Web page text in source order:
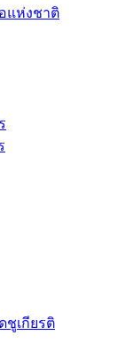
แห่งชาติ
ชูเกียรติ